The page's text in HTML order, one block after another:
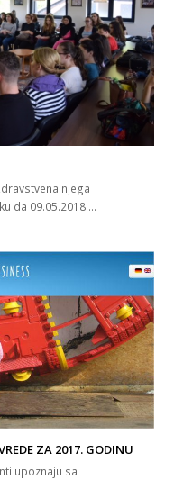
njega
da 09.05.2018.…
ZA 2017. GODINU
upoznaju sa